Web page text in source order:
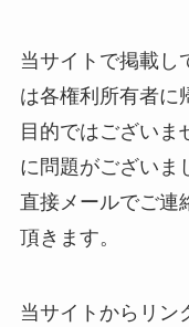
当サイトで掲載し
は各権利所有者に
目的ではございま
に問題がございま
直接メールでご連
頂きます。
当サイトからリン